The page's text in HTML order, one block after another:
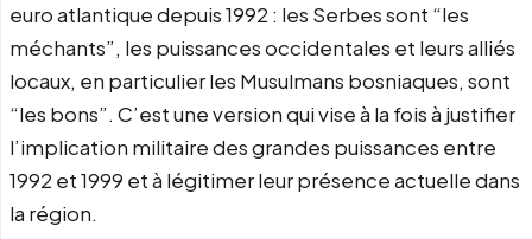
euro atlantique depuis 1992 : les Serbes sont “les
méchants”, les puissances occidentales et leurs alliés
locaux, en particulier les Musulmans bosniaques, sont
“les bons”. C’est une version qui vise à la fois à justifier
l’implication militaire des grandes puissances entre
1992 et 1999 et à légitimer leur présence actuelle dans
la région.